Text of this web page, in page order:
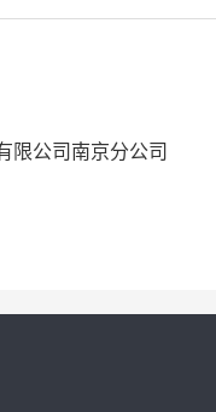
限公司南京分公司